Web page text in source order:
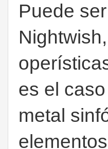
Puede
es el
metal